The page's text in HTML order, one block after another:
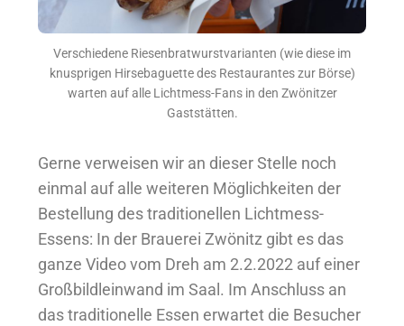
Verschiedene Riesenbratwurstvarianten (wie diese im
knusprigen Hirsebaguette des Restaurantes zur Börse)
warten auf alle Lichtmess-Fans in den Zwönitzer
Gaststätten.
Gerne verweisen wir an dieser Stelle noch
einmal auf alle weiteren Möglichkeiten der
Bestellung des traditionellen Lichtmess-
Essens: In der Brauerei Zwönitz gibt es das
ganze Video vom Dreh am 2.2.2022 auf einer
Großbildleinwand im Saal. Im Anschluss an
das traditionelle Essen erwartet die Besucher